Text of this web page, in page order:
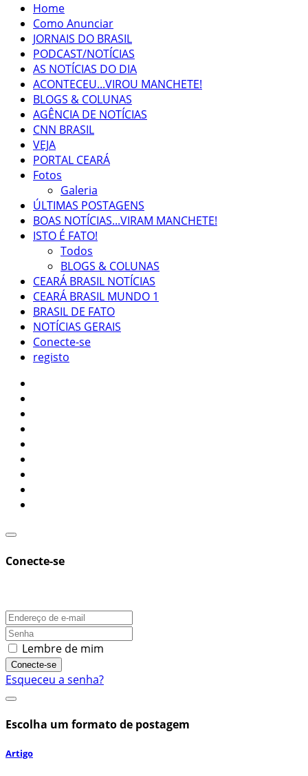
Home
Como Anunciar
JORNAIS DO BRASIL
PODCAST/NOTÍCIAS
AS NOTÍCIAS DO DIA
ACONTECEU...VIROU MANCHETE!
BLOGS & COLUNAS
AGÊNCIA DE NOTÍCIAS
CNN BRASIL
VEJA
PORTAL CEARÁ
Fotos
Galeria
ÚLTIMAS POSTAGENS
BOAS NOTÍCIAS...VIRAM MANCHETE!
ISTO É FATO!
Todos
BLOGS & COLUNAS
CEARÁ BRASIL NOTÍCIAS
CEARÁ BRASIL MUNDO 1
BRASIL DE FATO
NOTÍCIAS GERAIS
Conecte-se
registo
Conecte-se
Lembre de mim
Conecte-se
Esqueceu a senha?
Escolha um formato de postagem
Artigo